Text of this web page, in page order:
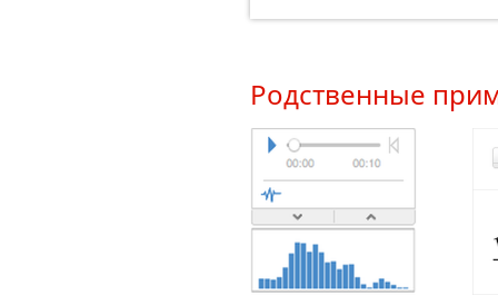
Родственные